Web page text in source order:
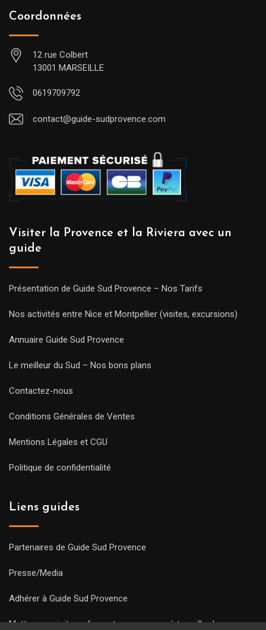
Coordonnées
12 rue Colbert
13001 MARSEILLE
0619709792
contact@guide-sudprovence.com
Visiter la Provence et la Riviera avec un
guide
Présentation de Guide Sud Provence – Nos Tarifs
Nos activités entre Nice et Montpellier (visites, excursions)
Annuaire Guide Sud Provence
Le meilleur du Sud – Nos bons plans
Contactez-nous
Conditions Générales de Ventes
Mentions Légales et CGU
Politique de confidentialité
Liens guides
Partenaires de Guide Sud Provence
Presse/Media
Adhérer à Guide Sud Provence
Mettre une visite en ligne et commencez à travailler !